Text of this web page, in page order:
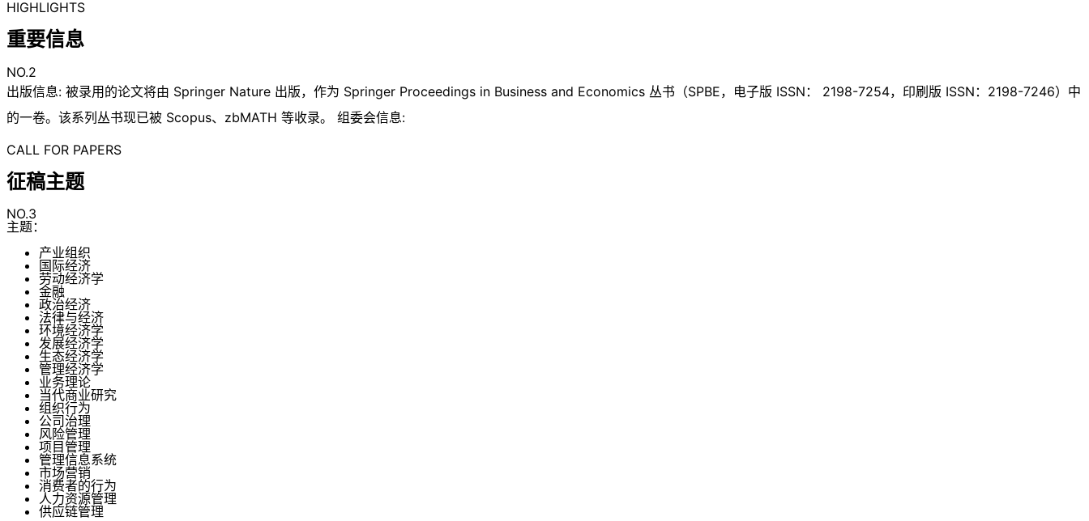
HIGHLIGHTS
重要信息
NO.2
出版信息: 被录用的论文将由 Springer Nature 出版，作为 Springer Proceedings in Business and Economics 丛书（SPBE，电子版 ISSN： 2198-7254，印刷版 ISSN：2198-7246）中
的一卷。该系列丛书现已被 Scopus、zbMATH 等收录。 组委会信息:
CALL FOR PAPERS
征稿主题
NO.3
主题：
产业组织
国际经济
劳动经济学
金融
政治经济
法律与经济
环境经济学
发展经济学
生态经济学
管理经济学
业务理论
当代商业研究
组织行为
公司治理
风险管理
项目管理
管理信息系统
市场营销
消费者的行为
人力资源管理
供应链管理